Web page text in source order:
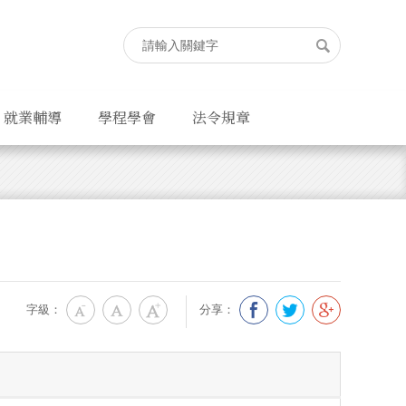
就業輔導 學程學會 法令規章
字級： 分享：